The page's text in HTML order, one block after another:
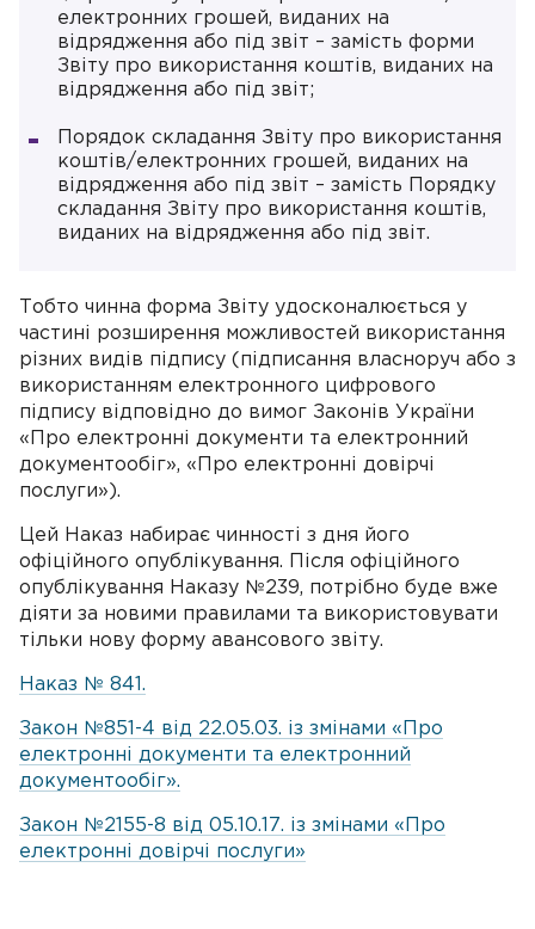
електронних грошей, виданих на
відрядження або під звіт – замість форми
Звіту про використання коштів, виданих на
відрядження або під звіт;
Порядок складання Звіту про використання
коштів/електронних грошей, виданих на
відрядження або під звіт – замість Порядку
складання Звіту про використання коштів,
виданих на відрядження або під звіт.
Тобто чинна форма Звіту удосконалюється у
частині розширення можливостей використання
різних видів підпису (підписання власноруч або з
використанням електронного цифрового
підпису відповідно до вимог Законів України
«Про електронні документи та електронний
документообіг», «Про електронні довірчі
послуги»).
Цей Наказ набирає чинності з дня його
офіційного опублікування. Після офіційного
опублікування Наказу №239, потрібно буде вже
діяти за новими правилами та використовувати
тільки нову форму авансового звіту.
Наказ № 841.
Закон №851-4 від 22.05.03. із змінами «Про
електронні документи та електронний
документообіг».
Закон №2155-8 від 05.10.17. із змінами «Про
електронні довірчі послуги»